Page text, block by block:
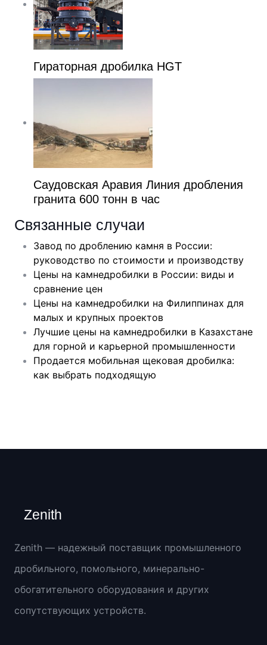
Гираторная дробилка HGT
Саудовская Аравия Линия дробления
гранита 600 тонн в час
Связанные случаи
Завод по дроблению камня в России:
руководство по стоимости и производству
Цены на камнедробилки в России: виды и
сравнение цен
Цены на камнедробилки на Филиппинах для
малых и крупных проектов
Лучшие цены на камнедробилки в Казахстане
для горной и карьерной промышленности
Продается мобильная щековая дробилка:
как выбрать подходящую
Zenith
Zenith — надежный поставщик промышленного
дробильного, помольного, минерально-
обогатительного оборудования и других
сопутствующих устройств.